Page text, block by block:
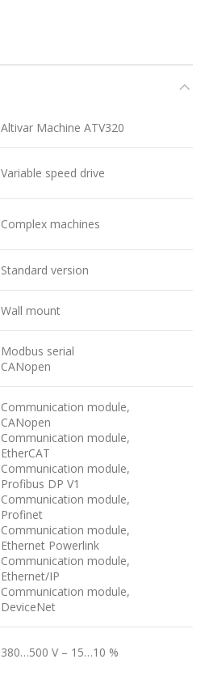
Altivar Machine ATV320
Variable speed drive
Complex machines
Standard version
Wall mount
Modbus serial
CANopen
Communication module,
CANopen
Communication module,
EtherCAT
Communication module,
Profibus DP V1
Communication module,
Profinet
Communication module,
Ethernet Powerlink
Communication module,
Ethernet/IP
Communication module,
DeviceNet
380…500 V – 15…10 %